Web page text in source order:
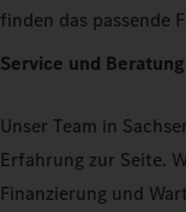
finden das passende
Service und Beratung
Unser Team in
Erfahrung zur Seite.
Finanzierung und